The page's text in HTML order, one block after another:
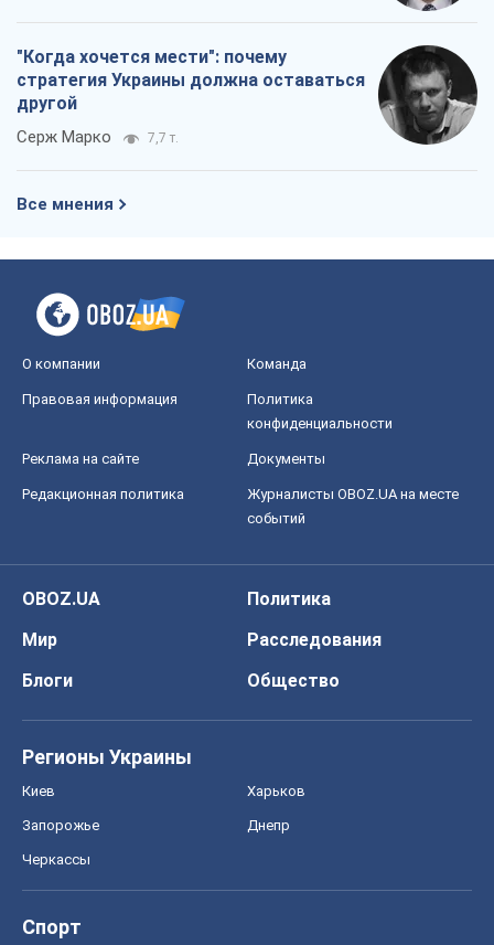
"Когда хочется мести": почему
стратегия Украины должна оставаться
другой
Серж Марко 7,7 т.
Все мнения
О компании Команда
Правовая информация
Политика
конфиденциальности
Реклама на сайте Документы
Редакционная политика
Журналисты OBOZ.UA на месте
событий
OBOZ.UA
Политика
Мир
Расследования
Блоги
Общество
Регионы Украины
Киев Харьков
Запорожье Днепр
Черкассы
Спорт